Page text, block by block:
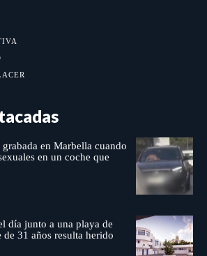
en Marbella cuando
en un coche que
día junto a una playa de
31 años resulta herido